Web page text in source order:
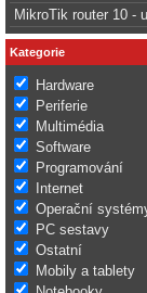
MikroTik router 10 -
Kategorie
Hardware
Periferie
Multimédia
Software
Programování
Internet
Operační
PC sestavy
Ostatní
Mobily a tablety